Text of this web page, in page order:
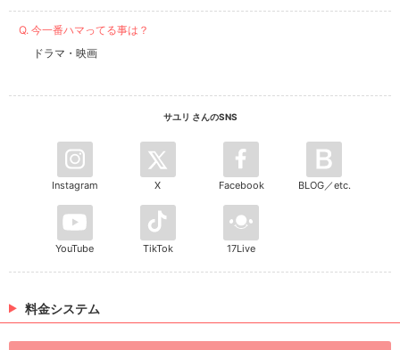
Q. 今一番ハマってる事は？
ドラマ・映画
サユリ さんのSNS
Instagram X Facebook BLOG／etc.
YouTube TikTok 17Live
料金システム